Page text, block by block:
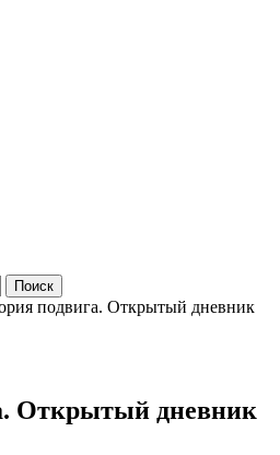
подвига. Открытый дневник
Открытый дневник